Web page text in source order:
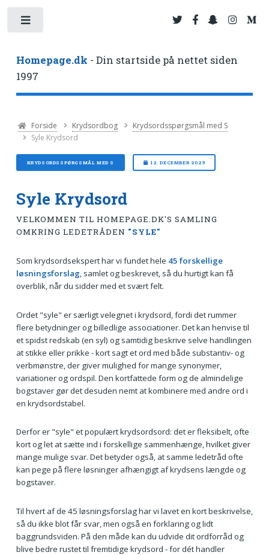
Homepage.dk - Din startside på nettet siden
1997
Forside Krydsordbog
Krydsordsspørgsmål med S
Syle Krydsord
KRYDSORDSSPØRGSMÅL MED S 12. DECEMBER 2025
Syle Krydsord
VELKOMMEN TIL HOMEPAGE.DK'S SAMLING
OMKRING LEDETRÅDEN "SYLE"
Som krydsordsekspert har vi fundet hele 45 forskellige
løsningsforslag, samlet og beskrevet, så du hurtigt kan få
overblik, når du sidder med et svært felt.
Ordet "syle" er særligt velegnet i krydsord, fordi det rummer
flere betydninger og billedlige associationer. Det kan henvise til
et spidst redskab (en syl) og samtidig beskrive selve handlingen
at stikke eller prikke - kort sagt et ord med både substantiv- og
verbmønstre, der giver mulighed for mange synonymer,
variationer og ordspil. Den kortfattede form og de almindelige
bogstaver gør det desuden nemt at kombinere med andre ord i
en krydsordstabel.
Derfor er "syle" et populært krydsordsord: det er fleksibelt, ofte
kort og let at sætte ind i forskellige sammenhænge, hvilket giver
mange mulige svar. Det betyder også, at samme ledetråd ofte
kan pege på flere løsninger afhængigt af krydsens længde og
bogstaver.
Til hvert af de 45 løsningsforslag har vi lavet en kort beskrivelse,
så du ikke blot får svar, men også en forklaring og lidt
baggrundsviden. På den måde kan du udvide dit ordforråd og
blive bedre rustet til fremtidige krydsord - for dét handler